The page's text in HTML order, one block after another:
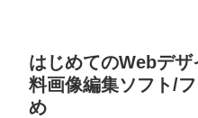
はじめてのWebデ
料画像編集ソフト/
め